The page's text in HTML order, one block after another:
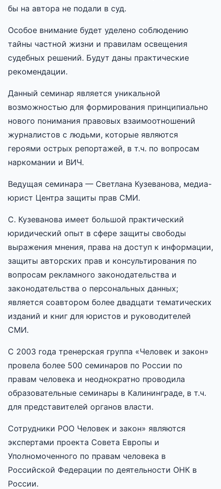
бы на автора не подали в суд.
Особое внимание будет уделено соблюдению
тайны частной жизни и правилам освещения
судебных решений. Будут даны практические
рекомендации.
Данный семинар является уникальной
возможностью для формирования принципиально
нового понимания правовых взаимоотношений
журналистов с людьми, которые являются
героями острых репортажей, в т.ч. по вопросам
наркомании и ВИЧ.
Ведущая семинара — Светлана Кузеванова, медиа-
юрист Центра защиты прав СМИ.
С. Кузеванова имеет большой практический
юридический опыт в сфере защиты свободы
выражения мнения, права на доступ к информации,
защиты авторских прав и консультирования по
вопросам рекламного законодательства и
законодательства о персональных данных;
является соавтором более двадцати тематических
изданий и книг для юристов и руководителей
СМИ.
С 2003 года тренерская группа «Человек и закон»
провела более 500 семинаров по России по
правам человека и неоднократно проводила
образовательные семинары в Калининграде, в т.ч.
для представителей органов власти.
Сотрудники РОО Человек и закон» являются
экспертами проекта Совета Европы и
Уполномоченного по правам человека в
Российской Федерации по деятельности ОНК в
России.